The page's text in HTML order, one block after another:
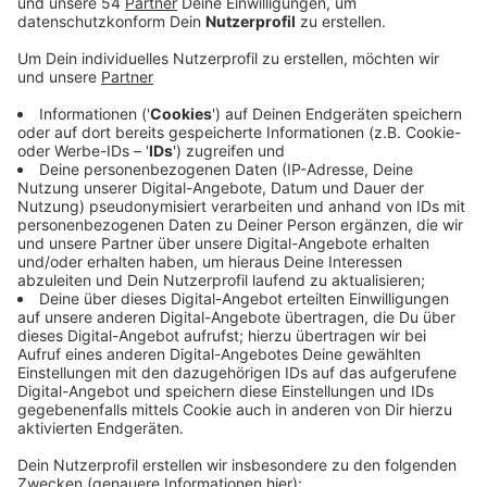
Anzeige
In Mönchengladbach und 14 anderen Kommunen der
Region Rhein-Ruhr könnten dann Spiele ausgetragen
werden. Bei uns in Mönchengladbach sollen dann
Hockey-Spiele stattfinden - im Hockey-Park und auch
im Borussia-Park. Die Politiker im Stadtrat hatten sich
mit Ausnahme der Linken alle für eine Bewerbung
ausgesprochen. Und auch die IHK sieht das Ganze
positiv: Viele Unternehmen könnten einen Aufschwung
erleben. Fast drei viertel der befragten Betriebe
würden sich Vorteile von einer Teilnahme an Olympia
versprechen. Die Konkurrenz ist aber groß: auch
Hamburg, Berlin, Leipzig und München gelten als
haben sich einige Städte beworben.